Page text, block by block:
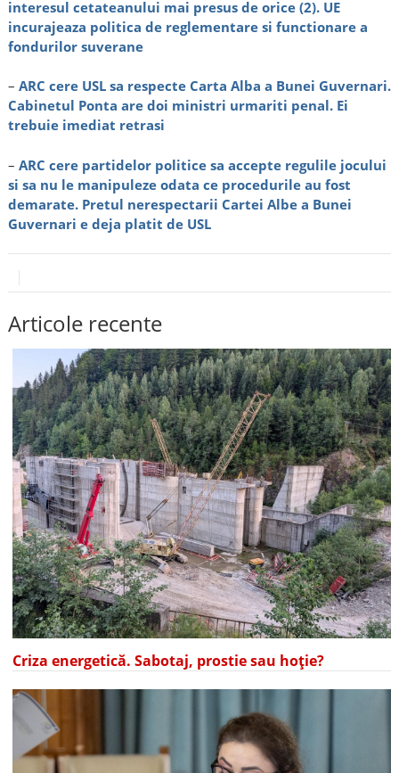
interesul cetateanului mai presus de orice (2). UE
incurajeaza politica de reglementare si functionare a
fondurilor suverane
– ARC cere USL sa respecte Carta Alba a Bunei Guvernari.
Cabinetul Ponta are doi ministri urmariti penal. Ei
trebuie imediat retrasi
– ARC cere partidelor politice sa accepte regulile jocului
si sa nu le manipuleze odata ce procedurile au fost
demarate. Pretul nerespectarii Cartei Albe a Bunei
Guvernari e deja platit de USL
Articole recente
Criza energetică. Sabotaj, prostie sau hoție?